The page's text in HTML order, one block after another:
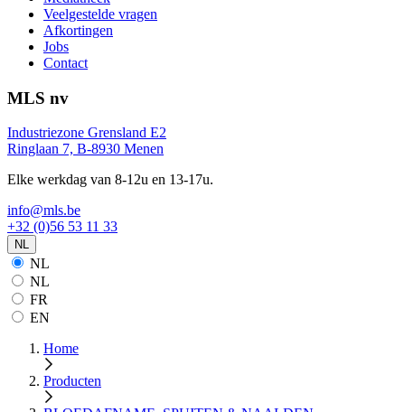
Veelgestelde vragen
Afkortingen
Jobs
Contact
MLS nv
Industriezone Grensland E2
Ringlaan 7, B-8930 Menen
Elke werkdag van 8-12u en 13-17u.
info@mls.be
+32 (0)56 53 11 33
NL
NL
NL
FR
EN
Home
Producten